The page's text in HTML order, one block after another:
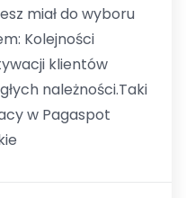
miał do wyboru
Kolejności
klientów
należności.Taki
w Pagaspot